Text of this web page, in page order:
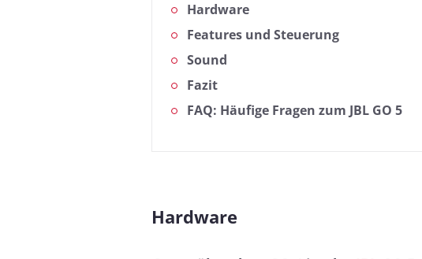
Hardware
Features und Steuerung
Sound
Fazit
FAQ: Häufige Fragen zum JBL GO 5
Hardware